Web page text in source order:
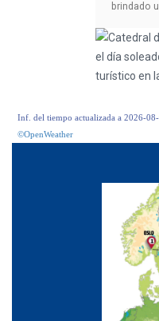
brindado
Inf. del tiempo actualizada a 2026-
©OpenWeather